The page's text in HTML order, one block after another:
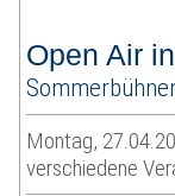
Open Air
Montag,
verschiedene